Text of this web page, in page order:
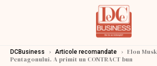
DCBusiness › Articole recomandate › Elon
Pentagonului. A primit un CONTRACT bun